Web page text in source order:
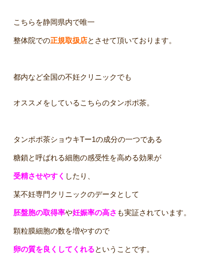
こちらを静岡県内で唯一
整体院での正規取扱店とさせて頂いております。
都内など全国の不妊クリニックでも
オススメをしているこちらのタンポポ茶。
タンポポ茶ショウキTー1の成分の一つである
糖鎖と呼ばれる細胞の感受性を高める効果が
受精させやすく したり、
某不妊専門クリニックのデータとして
胚盤胞の取得率や妊娠率の高さ も実証されています。
顆粒膜細胞の数を増やすので
卵の質を良くしてくれるということです。